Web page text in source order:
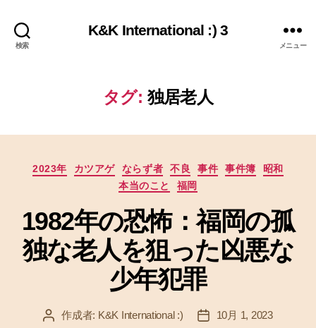
検索
K&K International :) 3
メニュー
タグ: 独居老人
カ
テ
リ
ー
2023年 カツアゲ ならず者 不良 事件 事件簿
昭和
本当のこと
福岡
1982年の恐怖：福岡の孤
独な老人を狙った凶悪な
少年犯罪
投 作成者: K&K International :)
投
10月 1, 2023